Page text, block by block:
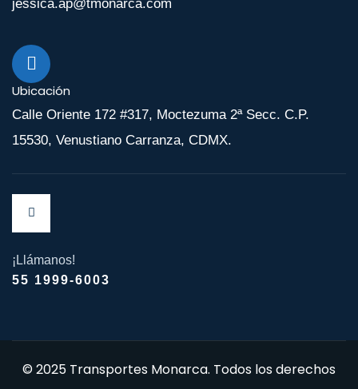
jessica.ap@tmonarca.com
Ubicación
Calle Oriente 172 #317, Moctezuma 2ª Secc. C.P.
15530, Venustiano Carranza, CDMX.
¡Llámanos!
55 1999-6003
© 2025 Transportes Monarca. Todos los derechos